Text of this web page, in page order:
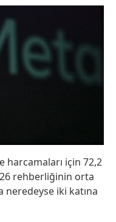
harcamaları için 72,2
rehberliğinin orta
neredeyse iki katına